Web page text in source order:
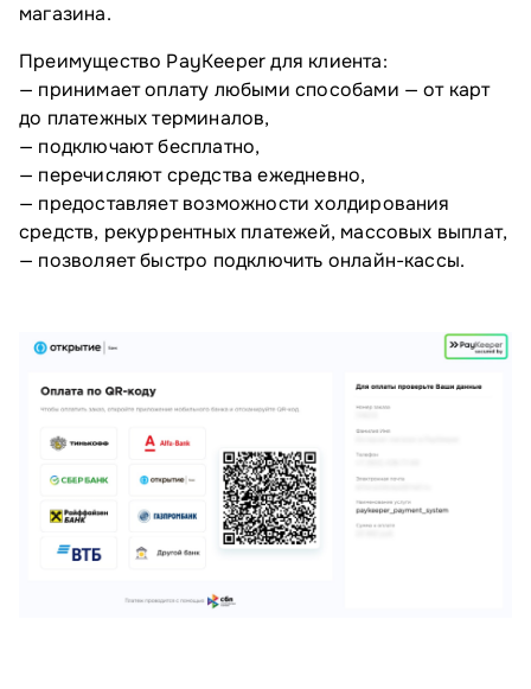
магазина.
Преимущество PayKeeper для клиента:
— принимает оплату любыми способами — от карт
до платежных терминалов,
— подключают бесплатно,
— перечисляют средства ежедневно,
— предоставляет возможности холдирования
средств, рекуррентных платежей, массовых выплат,
— позволяет быстро подключить онлайн-кассы.